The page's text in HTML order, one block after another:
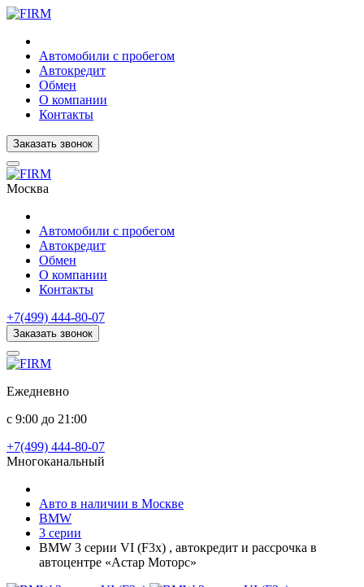
Автомобили с пробегом
Автокредит
Обмен
О компании
Контакты
Заказать звонок
Москва
Автомобили с пробегом
Автокредит
Обмен
О компании
Контакты
+7(499) 444-80-07
Заказать звонок
Ежедневно
с 9:00 до 21:00
+7(499) 444-80-07
Многоканальный
Авто в наличии в Москве
BMW
3 серии
BMW 3 серии VI (F3x) , автокредит и рассрочка в
автоцентре «Астар Моторс»